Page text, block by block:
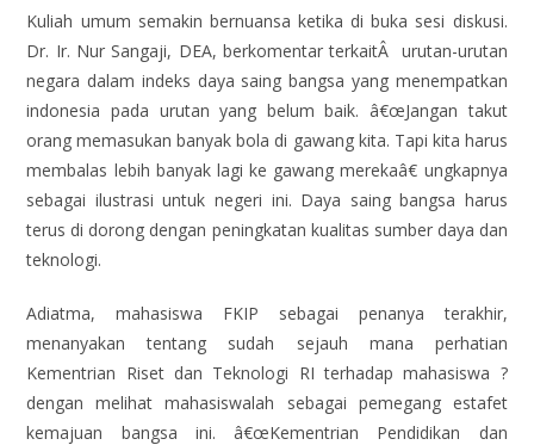
Kuliah umum semakin bernuansa ketika di buka sesi diskusi.
Dr. Ir. Nur Sangaji, DEA, berkomentar terkaitÂ urutan-urutan
negara dalam indeks daya saing bangsa yang menempatkan
indonesia pada urutan yang belum baik. â€œJangan takut
orang memasukan banyak bola di gawang kita. Tapi kita harus
membalas lebih banyak lagi ke gawang merekaâ€ ungkapnya
sebagai ilustrasi untuk negeri ini. Daya saing bangsa harus
terus di dorong dengan peningkatan kualitas sumber daya dan
teknologi.
Adiatma, mahasiswa FKIP sebagai penanya terakhir,
menanyakan tentang sudah sejauh mana perhatian
Kementrian Riset dan Teknologi RI terhadap mahasiswa ?
dengan melihat mahasiswalah sebagai pemegang estafet
kemajuan bangsa ini. â€œKementrian Pendidikan dan